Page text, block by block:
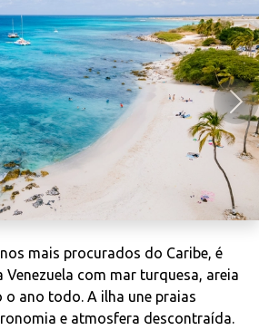
mais procurados do Caribe, é
com mar turquesa, areia
ano todo. A ilha une praias
e atmosfera descontraída.